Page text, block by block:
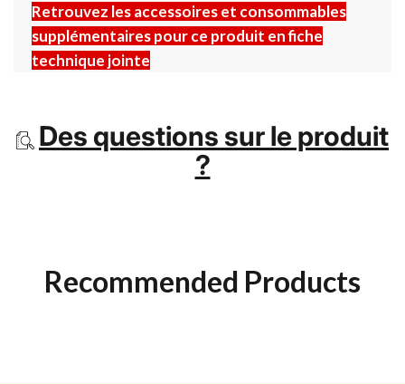
Retrouvez les accessoires et consommables
supplémentaires pour ce produit en fiche
technique jointe
Des questions sur le produit
?
Recommended Products